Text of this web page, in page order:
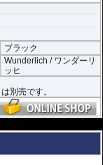
ブラック
Wunderlich / ワンダーリ
ッヒ
は別売です。